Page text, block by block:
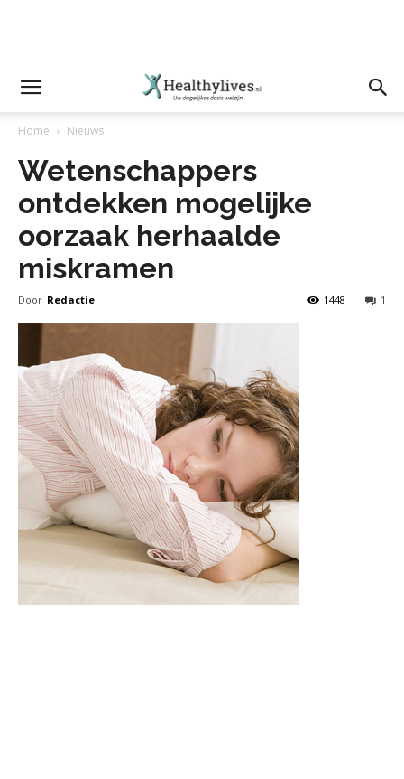
Home Nieuws
Wetenschappers
ontdekken mogelijke
oorzaak herhaalde
miskramen
Door Redactie 1
1448